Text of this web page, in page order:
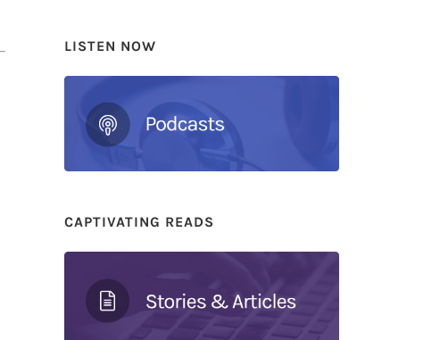
LISTEN NOW
CAPTIVATING READS